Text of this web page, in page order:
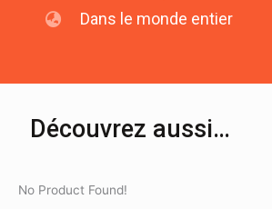
Dans le monde entier
Découvrez aussi…
No Product Found!